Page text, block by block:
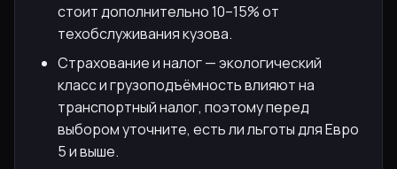
стоит дополнительно 10–15% от
техобслуживания кузова.
Страхование и налог — экологический
класс и грузоподъёмность влияют на
транспортный налог, поэтому перед
выбором уточните, есть ли льготы для Евро
5 и выше.